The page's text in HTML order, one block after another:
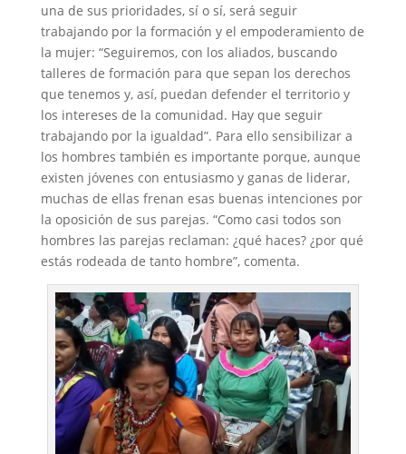
una de sus prioridades, sí o sí, será seguir
trabajando por la formación y el empoderamiento de
la mujer: “Seguiremos, con los aliados, buscando
talleres de formación para que sepan los derechos
que tenemos y, así, puedan defender el territorio y
los intereses de la comunidad. Hay que seguir
trabajando por la igualdad”. Para ello sensibilizar a
los hombres también es importante porque, aunque
existen jóvenes con entusiasmo y ganas de liderar,
muchas de ellas frenan esas buenas intenciones por
la oposición de sus parejas. “Como casi todos son
hombres las parejas reclaman: ¿qué haces? ¿por qué
estás rodeada de tanto hombre”, comenta.